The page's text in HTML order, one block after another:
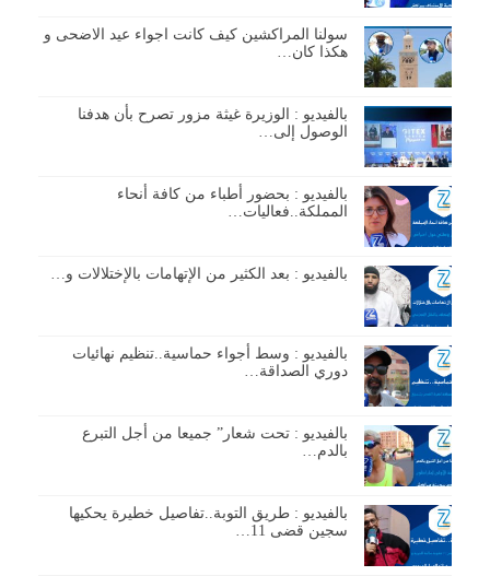
سولنا المراكشين كيف كانت اجواء عيد الاضحى و
هكذا كان…
بالفيديو : الوزيرة غيثة مزور تصرح بأن هدفنا
الوصول إلى…
بالفيديو : بحضور أطباء من كافة أنحاء
المملكة..فعاليات…
بالفيديو : بعد الكثير من الإتهامات بالإختلالات و…
بالفيديو : وسط أجواء حماسية..تنظيم نهائيات
دوري الصداقة…
بالفيديو : تحت شعار” جميعا من أجل التبرع
بالدم…
بالفيديو : طريق التوبة..تفاصيل خطيرة يحكيها
سجين قضى 11…